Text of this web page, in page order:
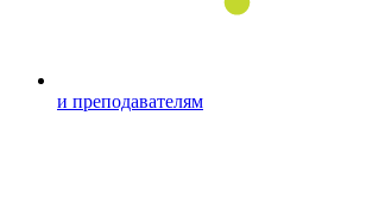
и преподавателям